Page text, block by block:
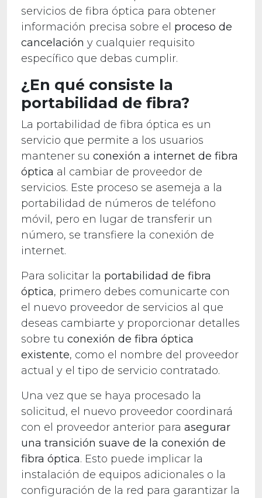
servicios de fibra óptica para obtener
información precisa sobre el proceso de
cancelación y cualquier requisito
específico que debas cumplir.
¿En qué consiste la
portabilidad de fibra?
La portabilidad de fibra óptica es un
servicio que permite a los usuarios
mantener su conexión a internet de fibra
óptica al cambiar de proveedor de
servicios. Este proceso se asemeja a la
portabilidad de números de teléfono
móvil, pero en lugar de transferir un
número, se transfiere la conexión de
internet.
Para solicitar la portabilidad de fibra
óptica, primero debes comunicarte con
el nuevo proveedor de servicios al que
deseas cambiarte y proporcionar detalles
sobre tu conexión de fibra óptica
existente, como el nombre del proveedor
actual y el tipo de servicio contratado.
Una vez que se haya procesado la
solicitud, el nuevo proveedor coordinará
con el proveedor anterior para asegurar
una transición suave de la conexión de
fibra óptica. Esto puede implicar la
instalación de equipos adicionales o la
configuración de la red para garantizar la